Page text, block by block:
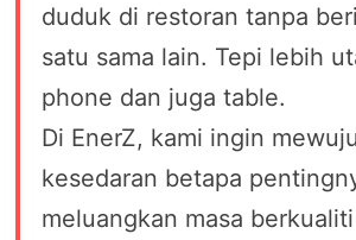
duduk di restoran tanpa
satu sama lain. Tepi lebih
phone dan juga table.
Di EnerZ, kami ingin
kesedaran betapa
meluangkan masa